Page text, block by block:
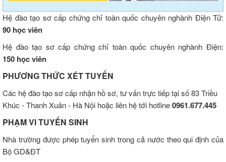
Hệ đào tạo sơ cấp chứng chỉ toàn quốc chuyên nghành Điện Tử:
90 học viên
Hệ đào tạo sơ cấp chứng chỉ toàn quốc chuyên nghành Điện:
150 học viên
PHƯƠNG THỨC XÉT TUYỂN
Các hệ đào tạo sơ cấp nhận hồ sơ, tư vấn trực tiếp tại số 83 Triều
Khúc - Thanh Xuân - Hà Nội hoặc liên hệ tới hotline0961.677.445
PHẠM VI TUYỂN SINH
Nhà trường được phép tuyển sinh trong cả nước theo qui định của
Bộ GD&ĐT